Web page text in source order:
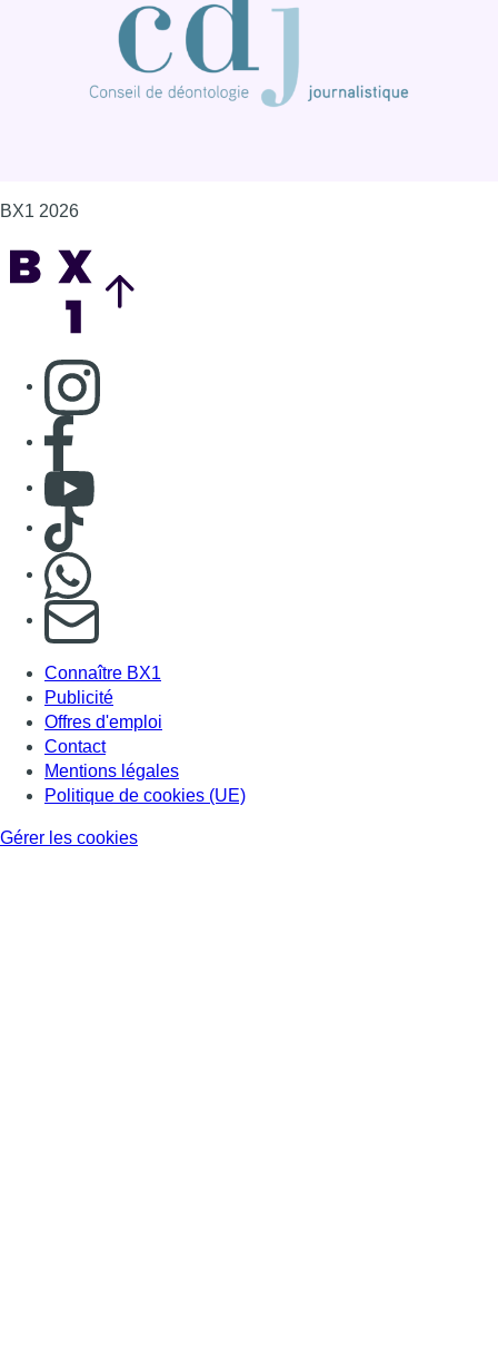
BX1 2026
Consulter page Instagram
Consulter page Facebook
Consulter Youtube
Consulter TikTok
S'abonner à notre newsletter
Connaître BX1
Publicité
Offres d'emploi
Contact
Mentions légales
Politique de cookies (UE)
Gérer les cookies